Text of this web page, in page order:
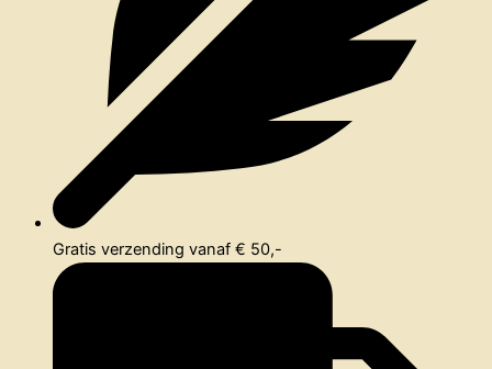
Gratis verzending vanaf € 50,-